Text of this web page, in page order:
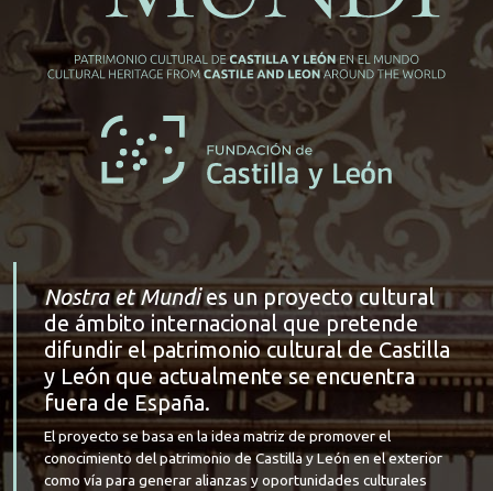
Nostra et Mundies un proyecto cultural
de ámbito internacional que pretende
difundir el patrimonio cultural de Castilla
y León que actualmente se encuentra
fuera de España.
El proyecto se basa en la idea matriz de promover el
conocimiento del patrimonio de Castilla y León en el exterior
como vía para generar alianzas y oportunidades culturales